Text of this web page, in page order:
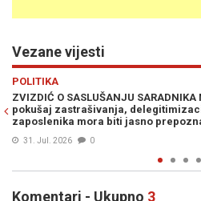
Vezane vijesti
POLITIKA
ZVIZDIĆ UPUTIO OŠTRU
proruskih političara BiH nikad
1
Komentari - Ukupno 3